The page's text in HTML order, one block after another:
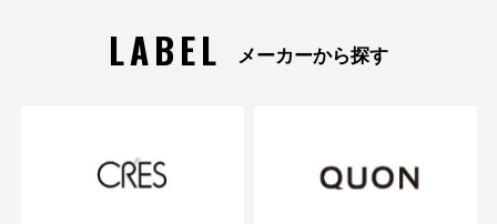
LABEL メーカーから探す